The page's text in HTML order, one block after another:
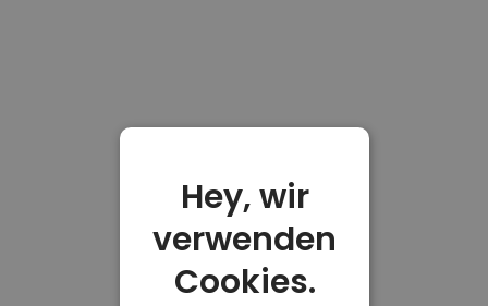
Hey, wir
verwenden
Cookies.